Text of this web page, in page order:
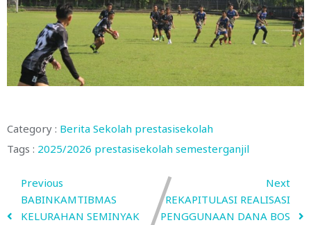
Category : Berita Sekolah prestasisekolah
Tags : 2025/2026 prestasisekolah semesterganjil
Previous
BABINKAMTIBMAS
KELURAHAN SEMINYAK
Next
REKAPITULASI REALISASI
PENGGUNAAN DANA BOS